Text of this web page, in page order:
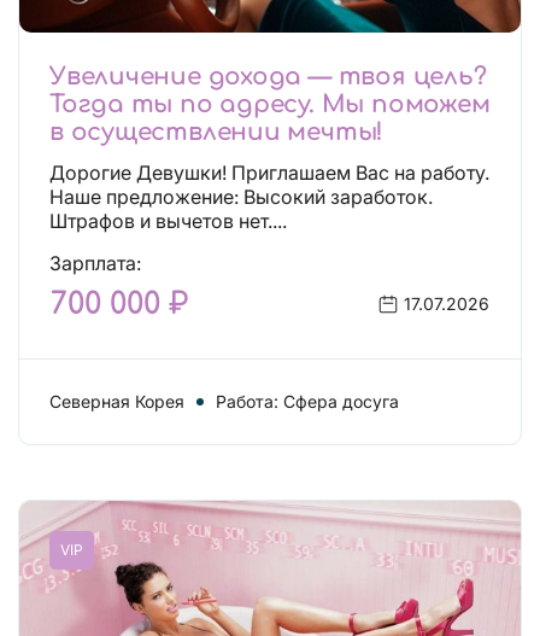
Увеличение дохода — твоя цель?
Тогда ты по адресу. Мы поможем
в осуществлении мечты!
Дорогие Девушки! Приглашаем Вас на работу.
Наше предложение: Высокий заработок.
Штрафов и вычетов нет....
Зарплата:
700 000 ₽ 17.07.2026
Северная Корея Работа: Сфера досуга
VIP